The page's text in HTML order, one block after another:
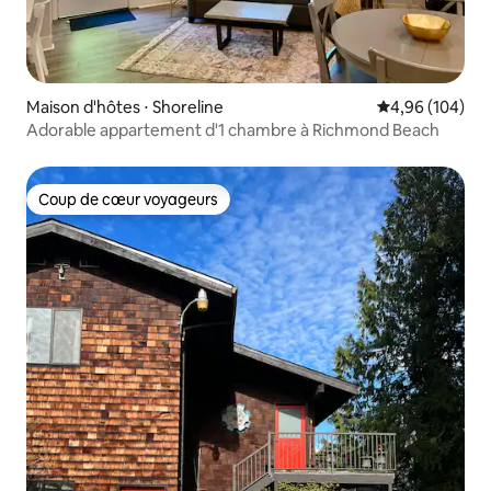
Maison d'hôtes ⋅ Shoreline Évaluation
4,96 (104)
Adorable appartement d'1 chambre à Richmond Beach
Coup de cœur voyageurs
Coup de cœur voyageurs